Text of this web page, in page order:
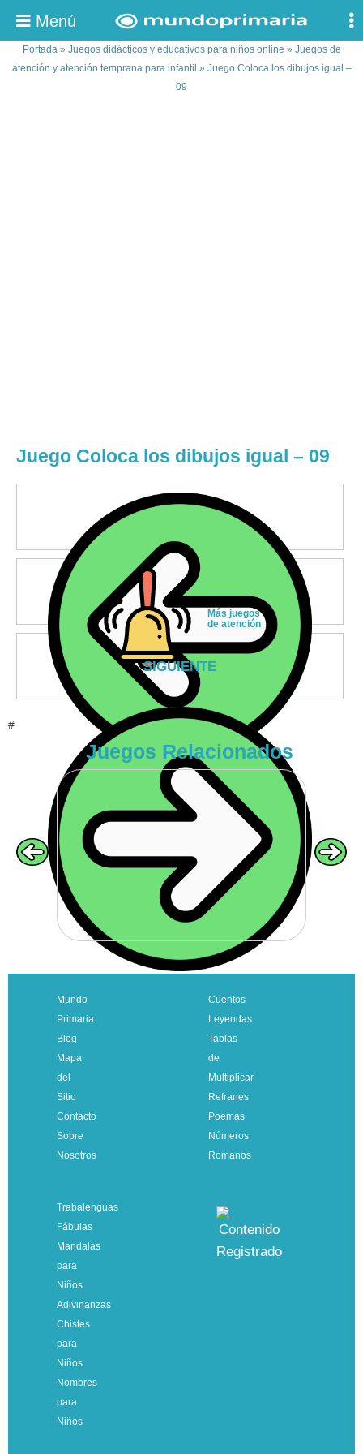
Menú
Portada» Juegos didácticos y educativos para niños online » Juegos de
atención y atención temprana para infantil » Juego Coloca los dibujos igual –
09
Juego Coloca los dibujos igual – 09
VOLVER
Más juegos
de atención
SIGUIENTE
#
Juegos Relacionados
Mundo
Primaria
Blog
Mapa
del
Sitio
Contacto
Sobre
Nosotros
Cuentos
Leyendas
Tablas
de
Multiplicar
Refranes
Poemas
Números
Romanos
Trabalenguas
Fábulas
Mandalas
para
Niños
Adivinanzas
Chistes
para
Niños
Nombres
para
Niños